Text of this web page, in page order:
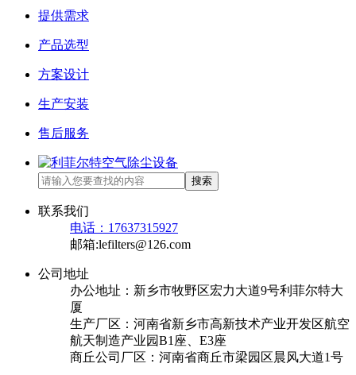
提供需求
产品选型
方案设计
生产安装
售后服务
搜索
联系我们
电话：17637315927
邮箱:lefilters@126.com
公司地址
办公地址：新乡市牧野区宏力大道9号利菲尔特大
厦
生产厂区：河南省新乡市高新技术产业开发区航空
航天制造产业园B1座、E3座
商丘公司厂区：河南省商丘市梁园区晨风大道1号